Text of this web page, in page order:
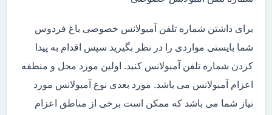
برای داشتن شماره تلفن آمبولانس خصوصی باغ فردوس
شما بایستی مواردی را در نظر بگیرید سپس اقدام به پیدا
کردن شماره تلفن آمبولانس کنید. اولین مورد محل و منطقه
اعزام آمبولانس می باشد. مورد بعدی نوع آمبولانس مورد
نیاز شما می باشد که ممکن است برخی از مناطق اعزام